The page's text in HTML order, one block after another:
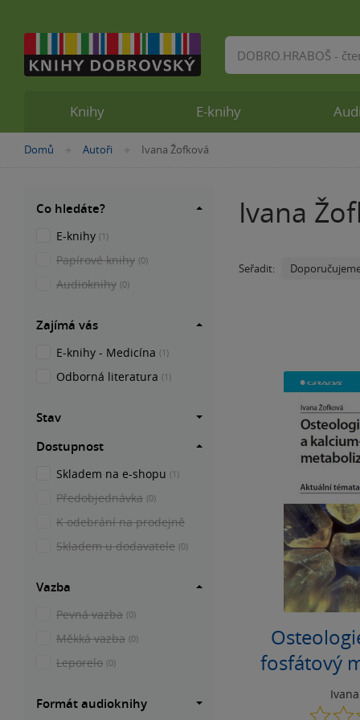
Nacházíte
Domů »Autoři »Ivana Žofková
Ivana
Seřadit:
fosfátový
Co hledáte?
E-knihy (1)
Papírové knihy (0)
Audioknihy (0)
Zajímá vás
E-knihy - Medicína (1)
Odborná literatura (1)
Stav
Dostupnost
Skladem na e-shopu (1)
Předobjednávka (0)
K odebrání na prodejně
Skladem u dodavatele (0)
Vazba
Pevná vazba (0)
Měkká vazba (0)
Leporelo (0)
Formát audioknihy
Knihy E-knihy
Vyhledávání